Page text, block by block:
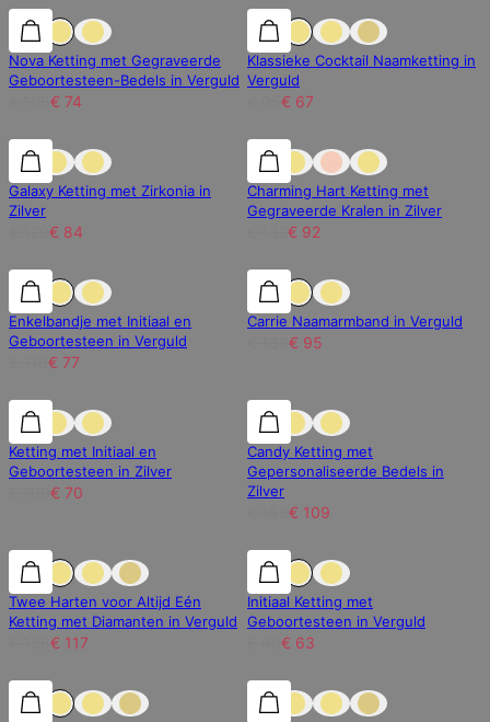
30% korting 30% korting
Nova Ketting met Gegraveerde
Geboortesteen-Bedels in Verguld
€ 74
30% korting
Klassieke Cocktail Naamketting in
Verguld
€ 67
30% korting 30% korting
Galaxy Ketting met Zirkonia in
Zilver
€ 84
30% korting
Charming Hart Ketting met
Gegraveerde Kralen in Zilver
€ 92
30% korting 30% korting
Enkelbandje met Initiaal en
Geboortesteen in Verguld
€ 77
30% korting
Carrie Naamarmband in Verguld
€ 95
30% korting 30% korting
Ketting met Initiaal en
Geboortesteen in Zilver
€ 70
30% korting
Candy Ketting met
Gepersonaliseerde Bedels in
Zilver
€ 109
25% korting 25% korting
Twee Harten voor Altijd Eén
Ketting met Diamanten in Verguld
€ 117
30% korting
Initiaal Ketting met
Geboortesteen in Verguld
€ 63
25% korting 25% korting
15% korting